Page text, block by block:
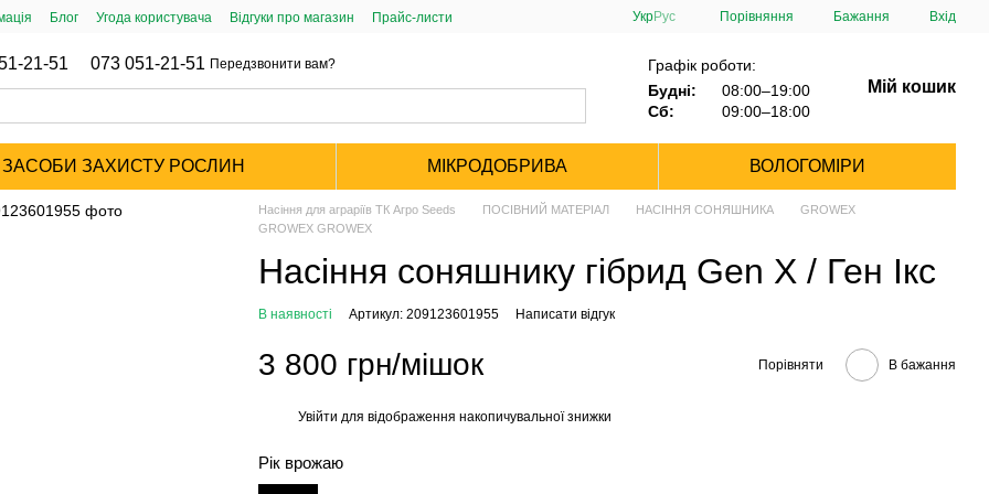
Блог Угода користувача Відгуки про магазин
Прайс-листи
УкрРус Порівняння Бажання Вхід
21-51 073 051-21-51 Передзвонити вам?
Графік роботи:
Будні:
08:00–19:00
Сб:
09:00–18:00
Мій кошик
ЗАСОБИ ЗАХИСТУ РОСЛИН МІКРОДОБРИВА ВОЛОГОМІРИ
Насіння для аграріїв ТК Агро Seeds ПОСІВНИЙ МАТЕРІАЛ НАСІННЯ СОНЯШНИКА
GROWEX
GROWEX GROWEX
Насіння соняшнику гібрид Gen X / Ген Ікс
В наявності Артикул: 209123601955 Написати відгук
3 800 грн/мішок Порівняти В бажання
Увійти для відображення накопичувальної знижки
Рік врожаю